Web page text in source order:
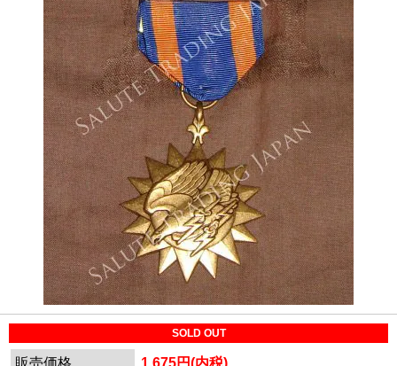
SOLD OUT